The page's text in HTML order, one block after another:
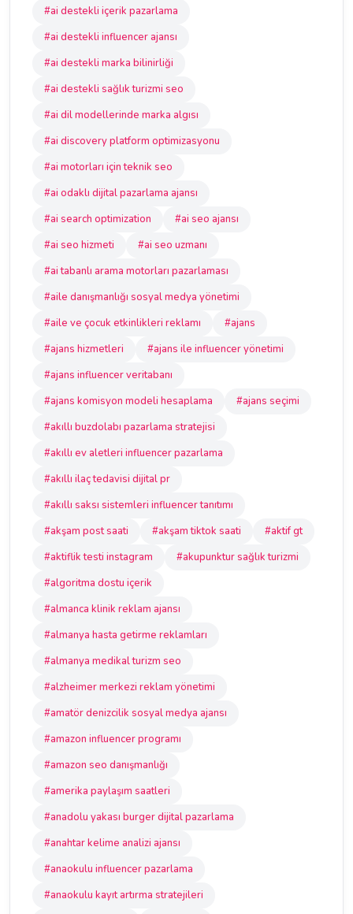
#ai destekli içerik pazarlama
#ai destekli influencer ajansı
#ai destekli marka bilinirliği
#ai destekli sağlık turizmi seo
#ai dil modellerinde marka algısı
#ai discovery platform optimizasyonu
#ai motorları için teknik seo
#ai odaklı dijital pazarlama ajansı
#ai search optimization
#ai seo ajansı
#ai seo hizmeti
#ai seo uzmanı
#ai tabanlı arama motorları pazarlaması
#aile danışmanlığı sosyal medya yönetimi
#aile ve çocuk etkinlikleri reklamı
#ajans
#ajans hizmetleri
#ajans ile influencer yönetimi
#ajans influencer veritabanı
#ajans komisyon modeli hesaplama
#ajans seçimi
#akıllı buzdolabı pazarlama stratejisi
#akıllı ev aletleri influencer pazarlama
#akıllı ilaç tedavisi dijital pr
#akıllı saksı sistemleri influencer tanıtımı
#akşam post saati
#akşam tiktok saati
#aktif gt
#aktiflik testi instagram
#akupunktur sağlık turizmi
#algoritma dostu içerik
#almanca klinik reklam ajansı
#almanya hasta getirme reklamları
#almanya medikal turizm seo
#alzheimer merkezi reklam yönetimi
#amatör denizcilik sosyal medya ajansı
#amazon influencer programı
#amazon seo danışmanlığı
#amerika paylaşım saatleri
#anadolu yakası burger dijital pazarlama
#anahtar kelime analizi ajansı
#anaokulu influencer pazarlama
#anaokulu kayıt artırma stratejileri